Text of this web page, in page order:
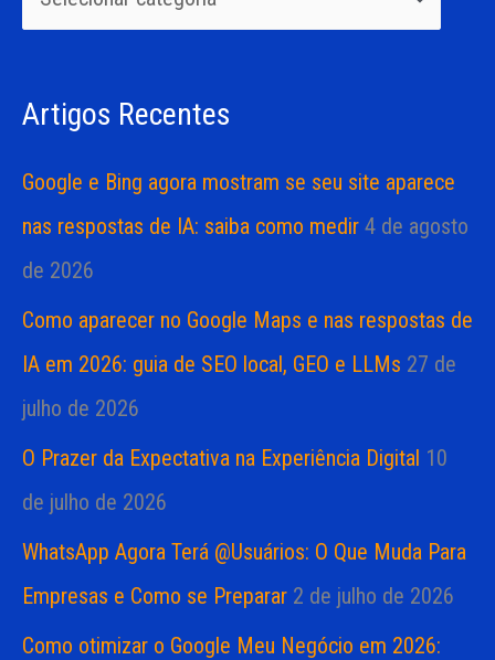
i
a
r
o
sArtigos Recentes
Google e Bing agora mostram se seu site aparece
nas respostas de IA: saiba como medir 4 de agosto
de 2026
Como aparecer no Google Maps e nas respostas de
IA em 2026: guia de SEO local, GEO e LLMs 27 de
julho de 2026
O Prazer da Expectativa na Experiência Digital 10
de julho de 2026
WhatsApp Agora Terá @Usuários: O Que Muda Para
Empresas e Como se Preparar 2 de julho de 2026
Como otimizar o Google Meu Negócio em 2026: